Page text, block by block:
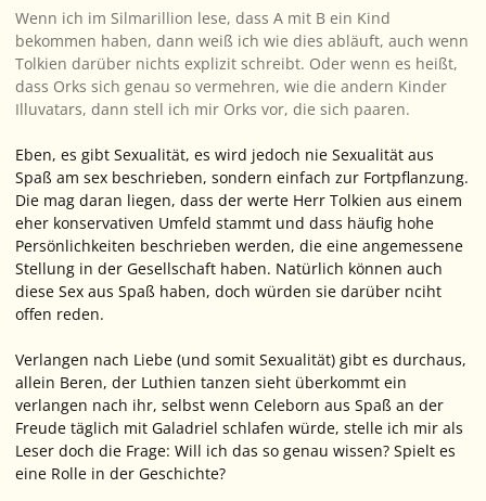
Wenn ich im Silmarillion lese, dass A mit B ein Kind
bekommen haben, dann weiß ich wie dies abläuft, auch wenn
Tolkien darüber nichts explizit schreibt. Oder wenn es heißt,
dass Orks sich genau so vermehren, wie die andern Kinder
Illuvatars, dann stell ich mir Orks vor, die sich paaren.
Eben, es gibt Sexualität, es wird jedoch nie Sexualität aus
Spaß am sex beschrieben, sondern einfach zur Fortpflanzung.
Die mag daran liegen, dass der werte Herr Tolkien aus einem
eher konservativen Umfeld stammt und dass häufig hohe
Persönlichkeiten beschrieben werden, die eine angemessene
Stellung in der Gesellschaft haben. Natürlich können auch
diese Sex aus Spaß haben, doch würden sie darüber nciht
offen reden.
Verlangen nach Liebe (und somit Sexualität) gibt es durchaus,
allein Beren, der Luthien tanzen sieht überkommt ein
verlangen nach ihr, selbst wenn Celeborn aus Spaß an der
Freude täglich mit Galadriel schlafen würde, stelle ich mir als
Leser doch die Frage: Will ich das so genau wissen? Spielt es
eine Rolle in der Geschichte?